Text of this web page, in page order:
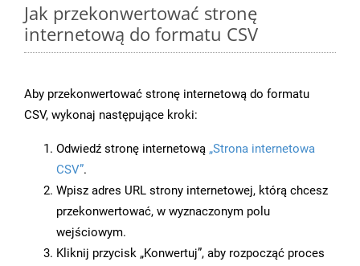
Jak przekonwertować stronę
internetową do formatu CSV
Aby przekonwertować stronę internetową do formatu
CSV, wykonaj następujące kroki:
Odwiedź stronę internetową „Strona internetowa
CSV”.
Wpisz adres URL strony internetowej, którą chcesz
przekonwertować, w wyznaczonym polu
wejściowym.
Kliknij przycisk „Konwertuj”, aby rozpocząć proces